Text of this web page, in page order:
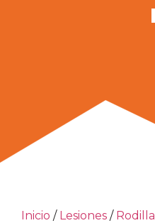
Inicio / Lesiones / Rodilla